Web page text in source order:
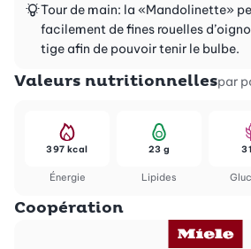
Tour de main: la «Mandolinette»
facilement de fines rouelles
tige afin de pouvoir tenir le bulbe.
Valeurs nutritionnellespar
Énergie
397 kcal
Lipides
23 g
Coopération